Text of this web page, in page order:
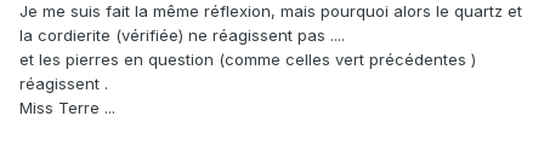
Je me suis fait la même réflexion, mais pourquoi alors le quartz et
la cordierite (vérifiée) ne réagissent pas ....
et les pierres en question (comme celles vert précédentes )
réagissent .
Miss Terre ...